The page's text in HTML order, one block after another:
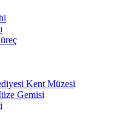
Kent Müzesi
Gemisi